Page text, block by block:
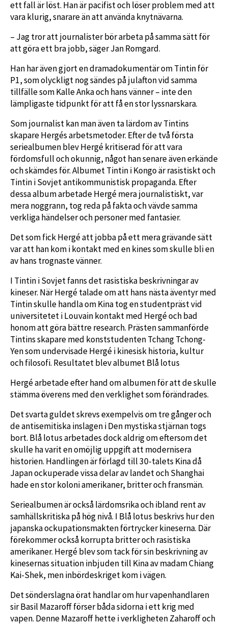
ett fall är löst. Han är pacifist och löser problem med att
vara klurig, snarare än att använda knytnävarna.
– Jag tror att journalister bör arbeta på samma sätt för
att göra ett bra jobb, säger Jan Romgard.
Han har även gjort en dramadokumentär om Tintin för
P1, som olyckligt nog sändes på julafton vid samma
tillfälle som Kalle Anka och hans vänner – inte den
lämpligaste tidpunkt för att få en stor lyssnarskara.
Som journalist kan man även ta lärdom av Tintins
skapare Hergés arbetsmetoder. Efter de två första
seriealbumen blev Hergé kritiserad för att vara
fördomsfull och okunnig, något han senare även erkände
och skämdes för. Albumet Tintin i Kongo är rasistiskt och
Tintin i Sovjet antikommunistisk propaganda. Efter
dessa album arbetade Hergé mera journalistiskt, var
mera noggrann, tog reda på fakta och vävde samma
verkliga händelser och personer med fantasier.
Det som fick Hergé att jobba på ett mera grävande sätt
var att han kom i kontakt med en kines som skulle bli en
av hans trognaste vänner.
I Tintin i Sovjet fanns det rasistiska beskrivningar av
kineser. När Hergé talade om att hans nästa äventyr med
Tintin skulle handla om Kina tog en studentpräst vid
universitetet i Louvain kontakt med Hergé och bad
honom att göra bättre research. Prästen sammanförde
Tintins skapare med konststudenten Tchang Tchong-
Yen som undervisade Hergé i kinesisk historia, kultur
och filosofi. Resultatet blev albumet Blå lotus
Hergé arbetade efter hand om albumen för att de skulle
stämma överens med den verklighet som förändrades.
Det svarta guldet skrevs exempelvis om tre gånger och
de antisemitiska inslagen i Den mystiska stjärnan togs
bort. Blå lotus arbetades dock aldrig om eftersom det
skulle ha varit en omöjlig uppgift att modernisera
historien. Handlingen är förlagd till 30-talets Kina då
Japan ockuperade vissa delar av landet och Shanghai
hade en stor koloni amerikaner, britter och fransmän.
Seriealbumen är också lärdomsrika och ibland rent av
samhällskritiska på hög nivå. I Blå lotus beskrivs hur den
japanska ockupationsmakten förtrycker kineserna. Där
förekommer också korrupta britter och rasistiska
amerikaner. Hergé blev som tack för sin beskrivning av
kinesernas situation inbjuden till Kina av madam Chiang
Kai-Shek, men inbördeskriget kom i vägen.
Det sönderslagna örat handlar om hur vapenhandlaren
sir Basil Mazaroff förser båda sidorna i ett krig med
vapen. Denne Mazaroff hette i verkligheten Zaharoff och